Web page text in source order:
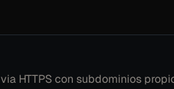
HTTPS con subdominios